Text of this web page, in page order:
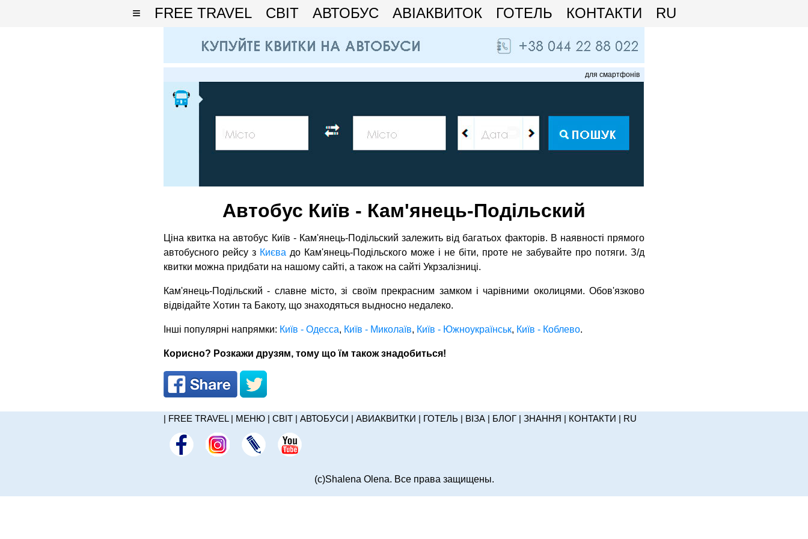
≡ FREE TRAVEL СВІТ АВТОБУС АВІАКВИТОК ГОТЕЛЬ КОНТАКТИ RU
для смартфонів
Автобус Київ - Кам'янець-Подільский
Ціна квитка на автобус Київ - Кам'янець-Подільский залежить від багатьох факторів. В наявності прямого
автобусного рейсу з Києва до Кам'янець-Подільского може і не біти, проте не забувайте про потяги. З/д
квитки можна придбати на нашому сайті, а також на сайті Укрзалізниці.
Кам'янець-Подільский - славне місто, зі своїм прекрасним замком і чарівними околицями. Обов'язково
відвідайте Хотин та Бакоту, що знаходяться выдносно недалеко.
Інші популярні напрямки: Київ - Одесса, Київ - Миколаїв, Київ - Южноукраїнськ, Київ - Коблево.
Корисно? Розкажи друзям, тому що їм також знадобиться!
| FREE TRAVEL| МЕНЮ | СВІТ | АВТОБУСИ | АВИАКВИТКИ | ГОТЕЛЬ | ВІЗА | БЛОГ | ЗНАННЯ | КОНТАКТИ | RU
(c)Shalena Olena. Все права защищены.